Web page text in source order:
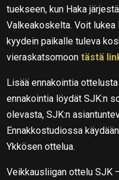
tuekseen, kun Haka
Valkeakoskelta. Voit
kyydein paikalle tuleva
vieraskatsomoontästä
Lisää ennakointia
ennakointia löydät SJK:n
olevasta, SJK:n
Ennakkostudiossa
Ykkösen ottelua.
Veikkausliigan ottelu SJK